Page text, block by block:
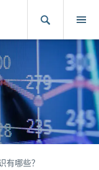
有哪些？